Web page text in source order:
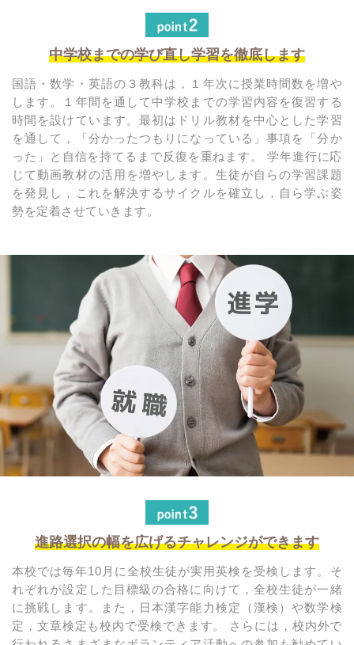
中学校までの学び直し学習を徹底します
国語・数学・英語の３教科は，１年次に授業時間数を増や
します。１年間を通して中学校までの学習内容を復習する
時間を設けています。最初はドリル教材を中心とした学習
を通して，「分かったつもりになっている」事項を「分か
った」と自信を持てるまで反復を重ねます。 学年進行に応
じて動画教材の活用を増やします。生徒が自らの学習課題
を発見し，これを解決するサイクルを確立し，自ら学ぶ姿
勢を定着させていきます。
進路選択の幅を広げるチャレンジができます
本校では毎年10月に全校生徒が実用英検を受検します。そ
れぞれが設定した目標級の合格に向けて，全校生徒が一緒
に挑戦します。また，日本漢字能力検定（漢検）や数学検
定，文章検定も校内で受検できます。 さらには，校内外で